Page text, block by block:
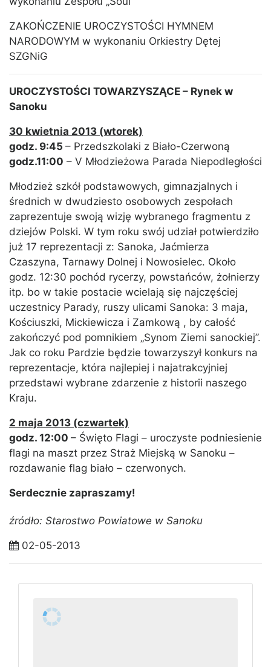
ZAKOŃCZENIE UROCZYSTOŚCI HYMNEM
NARODOWYM w wykonaniu Orkiestry Dętej
SZGNiG
UROCZYSTOŚCI TOWARZYSZĄCE – Rynek w
Sanoku
30 kwietnia 2013 (wtorek)
godz. 9:45 – Przedszkolaki z Biało-Czerwoną
godz.11:00 – V Młodzieżowa Parada Niepodległości
Młodzież szkół podstawowych, gimnazjalnych i
średnich w dwudziesto osobowych zespołach
zaprezentuje swoją wizję wybranego fragmentu z
dziejów Polski. W tym roku swój udział potwierdziło
już 17 reprezentacji z: Sanoka, Jaćmierza
Czaszyna, Tarnawy Dolnej i Nowosielec. Około
godz. 12:30 pochód rycerzy, powstańców, żołnierzy
itp. bo w takie postacie wcielają się najczęściej
uczestnicy Parady, ruszy ulicami Sanoka: 3 maja,
Kościuszki, Mickiewicza i Zamkową , by całość
zakończyć pod pomnikiem „Synom Ziemi sanockiej”.
Jak co roku Pardzie będzie towarzyszył konkurs na
reprezentacje, która najlepiej i najatrakcyjniej
przedstawi wybrane zdarzenie z historii naszego
Kraju.
2 maja 2013 (czwartek)
godz. 12:00 – Święto Flagi – uroczyste podniesienie
flagi na maszt przez Straż Miejską w Sanoku –
rozdawanie flag biało – czerwonych.
Serdecznie zapraszamy!
źródło: Starostwo Powiatowe w Sanoku
02-05-2013